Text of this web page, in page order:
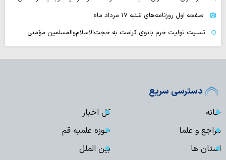
صفحه اول روزنامه‌های شنبه ۱۷ مرداد ماه
تسلیت تولیت حرم بانوی کرامت به حجت‌الاسلام‌والمسلمین مؤمنی
دسترسی سریع
خانه
کل اخبار
مراجع و علما
حوزه علمیه قم
استان ها
بین الملل